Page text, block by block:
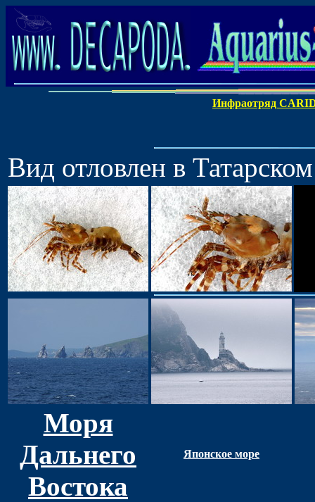
Инфраотряд
Вид отловлен в
Моря
Дальнего
Востока
Японское море